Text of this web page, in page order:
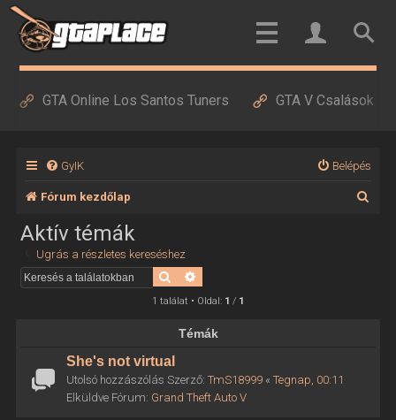
GTA Online Los Santos Tuners GTA V Csalások
GyIK Belépés
Fórum kezdőlap
Aktív témák
Ugrás a részletes kereséshez
Keresés
1 találat • Oldal: 1 / 1
Témák
She's not virtual
Utolsó hozzászólás Szerző: TmS18999« Tegnap, 00:11
Elküldve Fórum: Grand Theft Auto V